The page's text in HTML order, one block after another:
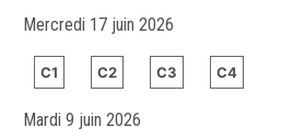
Mercredi 17 juin 2026
C1 C2 C3 C4
Mardi 9 juin 2026